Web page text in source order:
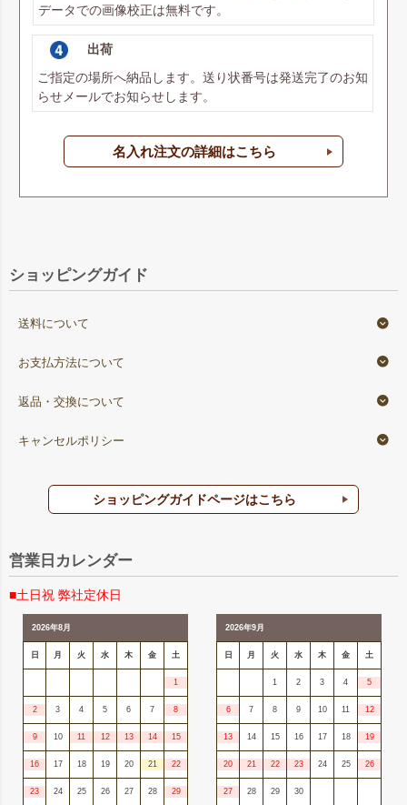
データでの画像校正は無料です。
出荷
ご指定の場所へ納品します。送り状番号は発送完了のお知
らせメールでお知らせします。
名入れ注文の詳細はこちら
ショッピングガイド
送料について
お支払方法について
返品・交換について
キャンセルポリシー
ショッピングガイドページはこちら
営業日カレンダー
■土日祝 弊社定休日
2026年8月
日 月 火 水 木 金 土
1
2 3 4 5 6 7 8
9 10 11 12 13 14 15
16 17 18 19 20 21 22
23 24 25 26 27 28 29
2026年9月
日 月 火 水 木 金 土
1 2 3 4 5
6 7 8 9 10 11 12
13 14 15 16 17 18 19
20 21 22 23 24 25 26
27 28 29 30